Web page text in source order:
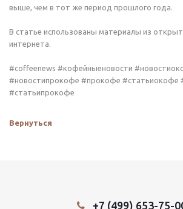
выше, чем в тот же период прошлого года.
В статье использованы материалы из
интернета.
#coffeenews #кофейныеновости
#новостипрокофе #прокофе #статьиокофе
#статьипрокофе
Вернуться
+7 (499) 653-75-